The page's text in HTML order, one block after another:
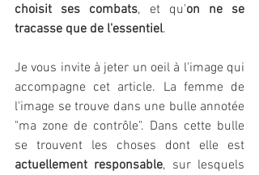
choisit ses combats, et qu'on ne se
tracasse que de l'essentiel.
Je vous invite à jeter un oeil à l'image qui
accompagne cet article. La femme de
l'image se trouve dans une bulle annotée
"ma zone de contrôle". Dans cette bulle
actuellement responsable, sur lesquels